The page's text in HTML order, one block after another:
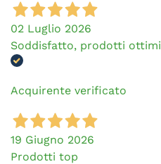
02 Luglio 2026
Soddisfatto, prodotti ottimi
Acquirente verificato
19 Giugno 2026
Prodotti top